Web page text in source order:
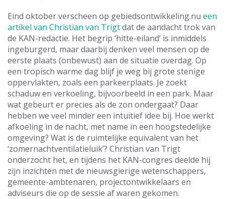
Eind oktober verscheen op gebiedsontwikkeling.nu een
artikel van Christian van Trigtdat de aandacht trok van
de KAN-redactie. Het begrip ‘hitte-eiland’ is inmiddels
ingeburgerd, maar daarbij denken veel mensen op de
eerste plaats (onbewust) aan de situatie overdag. Op
een tropisch warme dag blijf je weg bij grote stenige
oppervlakten, zoals een parkeerplaats. Je zoekt
schaduw en verkoeling, bijvoorbeeld in een park. Maar
wat gebeurt er precies als de zon ondergaat? Daar
hebben we veel minder een intuïtief idee bij. Hoe werkt
afkoeling in de nacht, met name in een hoogstedelijke
omgeving? Wat is de ruimtelijke equivalent van het
‘zomernachtventilatieluik’? Christian van Trigt
onderzocht het, en tijdens het KAN-congres deelde hij
zijn inzichten met de nieuwsgierige wetenschappers,
gemeente-ambtenaren, projectontwikkelaars en
adviseurs die op de sessie af waren gekomen.